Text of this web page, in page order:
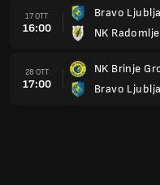
17 OTT
16:00
Bravo
NK Radomlje
28 OTT
17:00
NK Brinje
Bravo